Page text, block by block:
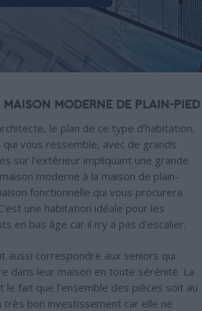
MAISON MODERNE DE PLAIN-PIED
le plan de ce type d’habitation,
vous ressemble, avec de grands
sur l’extérieur impliquant une grande
moderne à la maison de plain-
fonctionnelle qui vous procurera
une habitation idéale pour les
en bas âge car il n’y a pas d’escalier.
aussi correspondre aux seniors qui
dans leur maison en toute sérénité. La
le fait que l’ensemble des pièces soit au
très bon investissement car elle ne